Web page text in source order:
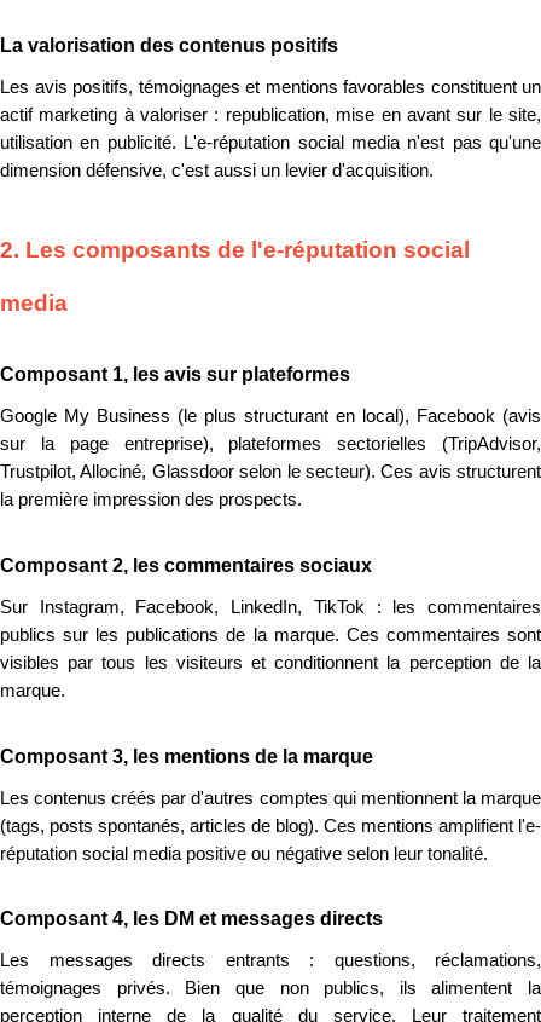
La valorisation des contenus positifs
Les avis positifs, témoignages et mentions favorables constituent un
actif marketing à valoriser : republication, mise en avant sur le site,
utilisation en publicité. L'e-réputation social media n'est pas qu'une
dimension défensive, c'est aussi un levier d'acquisition.
2. Les composants de l'e-réputation social
media
Composant 1, les avis sur plateformes
Google My Business (le plus structurant en local), Facebook (avis
sur la page entreprise), plateformes sectorielles (TripAdvisor,
Trustpilot, Allociné, Glassdoor selon le secteur). Ces avis structurent
la première impression des prospects.
Composant 2, les commentaires sociaux
Sur Instagram, Facebook, LinkedIn, TikTok : les commentaires
publics sur les publications de la marque. Ces commentaires sont
visibles par tous les visiteurs et conditionnent la perception de la
marque.
Composant 3, les mentions de la marque
Les contenus créés par d'autres comptes qui mentionnent la marque
(tags, posts spontanés, articles de blog). Ces mentions amplifient l'e-
réputation social media positive ou négative selon leur tonalité.
Composant 4, les DM et messages directs
Les messages directs entrants : questions, réclamations,
témoignages privés. Bien que non publics, ils alimentent la
perception interne de la qualité du service. Leur traitement